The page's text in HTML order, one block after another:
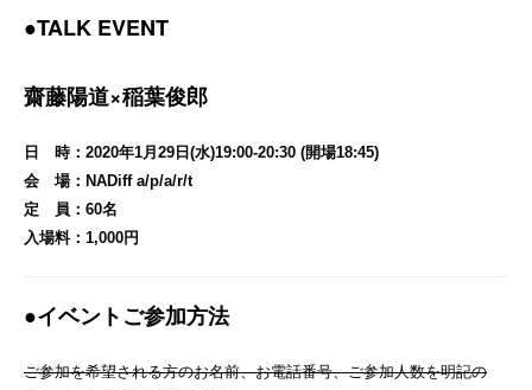
●TALK EVENT
齋藤陽道×稲葉俊郎
日 時：2020年1月29日(水)19:00-20:30 (開場18:45)
会 場：NADiff a/p/a/r/t
定 員：60名
入場料：1,000円
●イベントご参加方法
ご参加を希望される方のお名前、お電話番号、ご参加人数を明記の